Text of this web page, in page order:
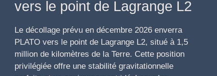
vers le point de Lagrange L2
Le décollage prévu en décembre 2026 enverra
PLATO vers le point de Lagrange L2, situé à 1,5
million de kilomètres de la Terre. Cette position
privilégiée offre une stabilité gravitationnelle